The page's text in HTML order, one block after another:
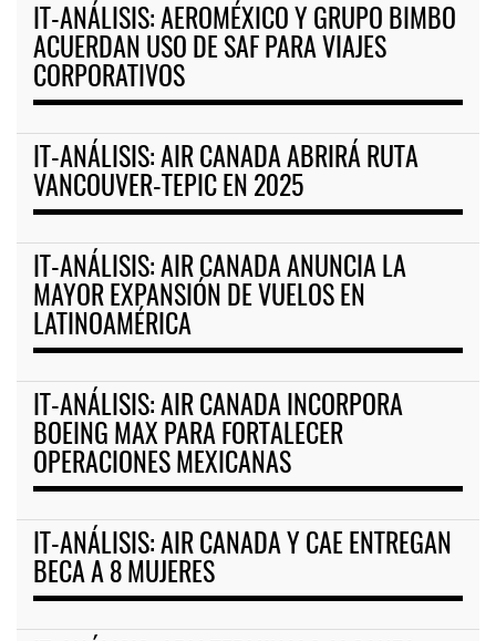
IT-ANÁLISIS: AEROMÉXICO Y GRUPO BIMBO
ACUERDAN USO DE SAF PARA VIAJES
CORPORATIVOS
IT-ANÁLISIS: AIR CANADA ABRIRÁ RUTA
VANCOUVER-TEPIC EN 2025
IT-ANÁLISIS: AIR CANADA ANUNCIA LA
MAYOR EXPANSIÓN DE VUELOS EN
LATINOAMÉRICA
IT-ANÁLISIS: AIR CANADA INCORPORA
BOEING MAX PARA FORTALECER
OPERACIONES MEXICANAS
IT-ANÁLISIS: AIR CANADA Y CAE ENTREGAN
BECA A 8 MUJERES